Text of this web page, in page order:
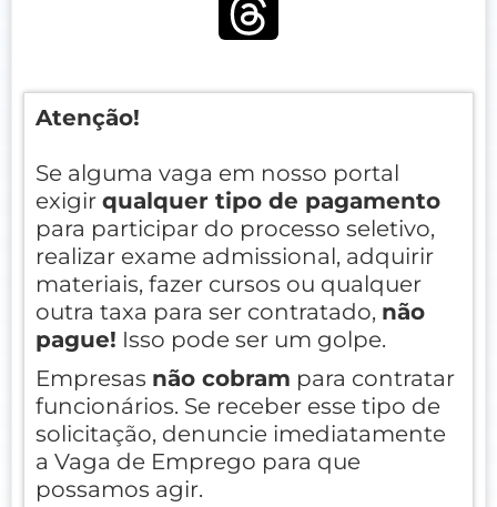
Atenção!
Se alguma vaga em nosso portal
exigir qualquer tipo de pagamento
para participar do processo seletivo,
realizar exame admissional, adquirir
materiais, fazer cursos ou qualquer
outra taxa para ser contratado, não
pague! Isso pode ser um golpe.
Empresas não cobram para contratar
funcionários. Se receber esse tipo de
solicitação, denuncie imediatamente
a Vaga de Emprego para que
possamos agir.